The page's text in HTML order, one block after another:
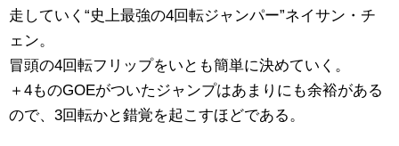
走していく“史上最強の4回転ジャンパー”ネイサン・チ
ェン。
冒頭の4回転フリップをいとも簡単に決めていく。
＋4ものGOEがついたジャンプはあまりにも余裕がある
ので、3回転かと錯覚を起こすほどである。